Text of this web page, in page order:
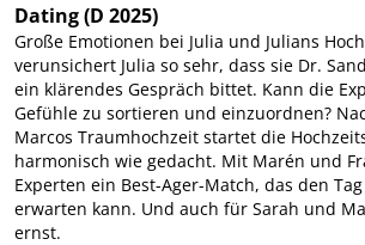
Dating(D 2025)
Große Emotionen bei Julia und Julians
verunsichert Julia so sehr, dass sie Dr.
ein klärendes Gespräch bittet. Kann die
Gefühle zu sortieren und einzuordnen?
Marcos Traumhochzeit startet die
harmonisch wie gedacht. Mit Marén und
Experten ein Best-Ager-Match, das den
erwarten kann. Und auch für Sarah und
ernst.